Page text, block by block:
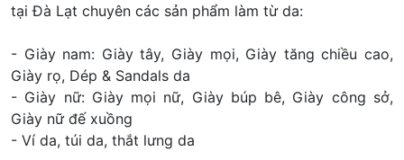
tại Đà Lạt chuyên các sản phẩm làm từ da:
- Giày nam: Giày tây, Giày mọi, Giày tăng chiều cao,
Giày rọ, Dép & Sandals da
- Giày nữ: Giày mọi nữ, Giày búp bê, Giày công sở,
Giày nữ đế xuồng
- Ví da, túi da, thắt lưng da